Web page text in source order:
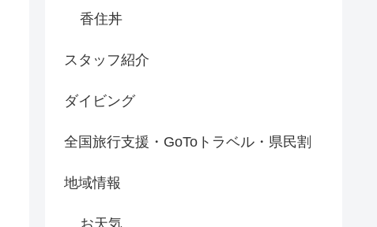
香住丼
スタッフ紹介
ダイビング
全国旅行支援・GoToトラベル・県民割
地域情報
お天気